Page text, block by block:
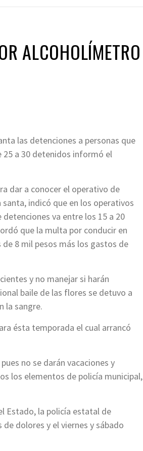
ALCOHOLÍMETRO
las detenciones a personas que
25 a 30 detenidos informó el
dar a conocer el operativo de
indicó que en los operativos
va entre los 15 a 20
que la multa por conducir en
8 mil pesos más los gastos de
y no manejar si harán
baile de las flores se detuvo a
la sangre.
ésta temporada el cual arrancó
no se darán vacaciones y
los elementos de policía municipal,
Estado, la policía estatal de
dolores y el viernes y sábado